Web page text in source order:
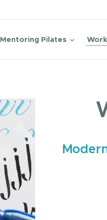
Mentoring Pilates